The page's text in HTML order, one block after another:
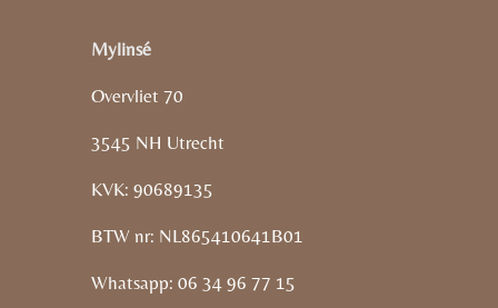
Mylinsé
Overvliet 70
3545 NH Utrecht
KVK: 90689135
BTW nr: NL865410641B01
Whatsapp: 06 34 96 77 15